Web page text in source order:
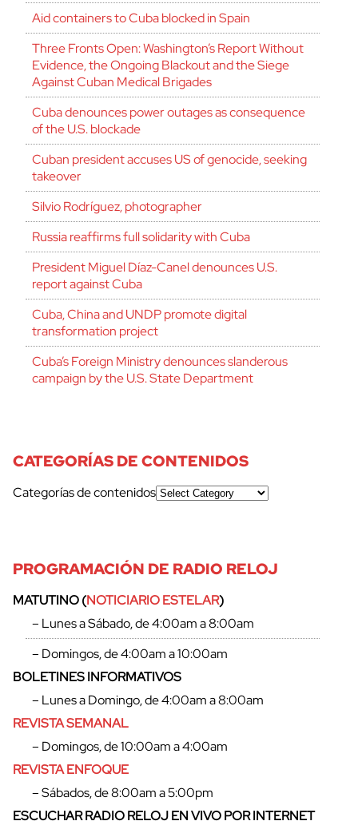
Aid containers to Cuba blocked in Spain
Three Fronts Open: Washington’s Report Without
Evidence, the Ongoing Blackout and the Siege
Against Cuban Medical Brigades
Cuba denounces power outages as consequence
of the U.S. blockade
Cuban president accuses US of genocide, seeking
takeover
Silvio Rodríguez, photographer
Russia reaffirms full solidarity with Cuba
President Miguel Díaz-Canel denounces U.S.
report against Cuba
Cuba, China and UNDP promote digital
transformation project
Cuba’s Foreign Ministry denounces slanderous
campaign by the U.S. State Department
CATEGORÍAS DE CONTENIDOS
Categorías de contenidos
PROGRAMACIÓN DE RADIO RELOJ
MATUTINO (NOTICIARIO ESTELAR)
– Lunes a Sábado, de 4:00am a 8:00am
– Domingos, de 4:00am a 10:00am
BOLETINES INFORMATIVOS
– Lunes a Domingo, de 4:00am a 8:00am
REVISTA SEMANAL
– Domingos, de 10:00am a 4:00am
REVISTA ENFOQUE
– Sábados, de 8:00am a 5:00pm
ESCUCHAR RADIO RELOJ EN VIVO POR INTERNET